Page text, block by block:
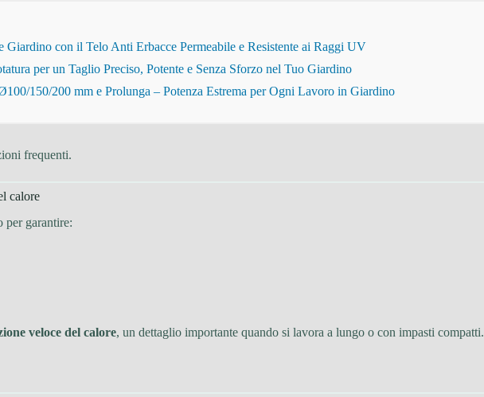
con il Telo Anti Erbacce Permeabile e Resistente ai Raggi UV
per un Taglio Preciso, Potente e Senza Sforzo nel Tuo Giardino
150/200 mm e Prolunga – Potenza Estrema per Ogni Lavoro in Giardino
frequenti.
calore
per garantire:
veloce del calore, un dettaglio importante quando si lavora a lungo o con impasti compatti.